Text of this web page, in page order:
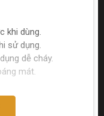
khi dùng.
sử dụng.
dễ cháy.
mát.